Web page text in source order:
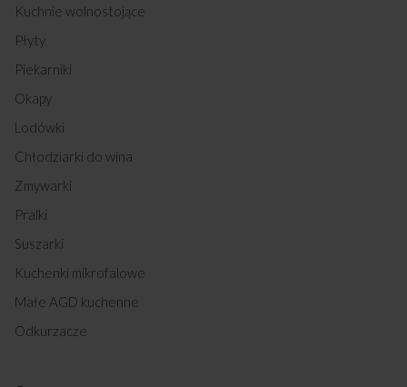
Kuchnie wolnostojące
Płyty
Piekarniki
Okapy
Lodówki
Chłodziarki do wina
Zmywarki
Pralki
Suszarki
Kuchenki mikrofalowe
Małe AGD kuchenne
Odkurzacze